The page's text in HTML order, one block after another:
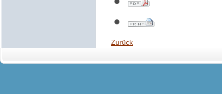
Zurück